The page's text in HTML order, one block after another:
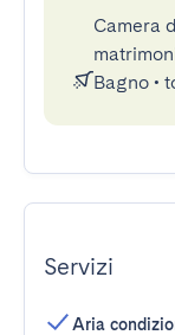
Camera
Bagno •
Servizi
Aria